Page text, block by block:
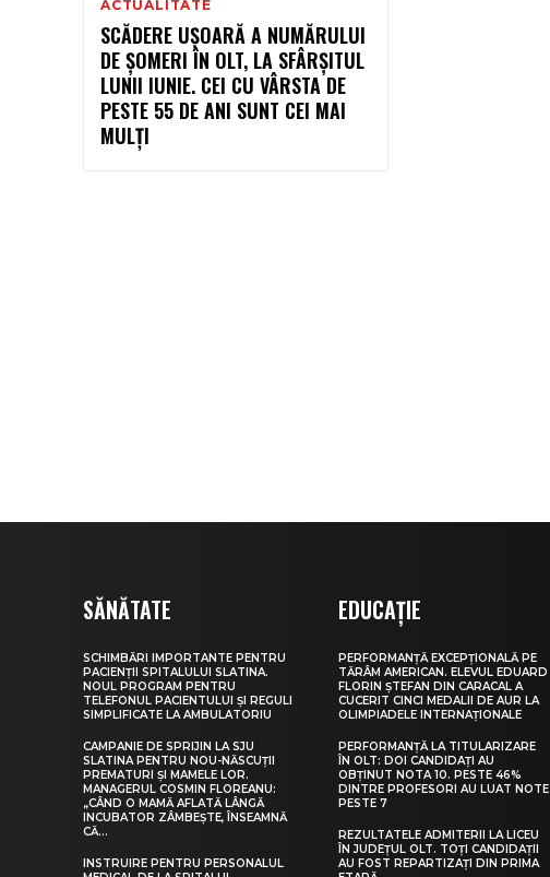
ACTUALITATE
SCĂDERE UȘOARĂ A NUMĂRULUI
DE ȘOMERI ÎN OLT, LA SFÂRȘITUL
LUNII IUNIE. CEI CU VÂRSTA DE
PESTE 55 DE ANI SUNT CEI MAI
MULȚI
SĂNĂTATE
SCHIMBĂRI IMPORTANTE PENTRU
PACIENȚII SPITALULUI SLATINA.
NOUL PROGRAM PENTRU
TELEFONUL PACIENTULUI ȘI REGULI
SIMPLIFICATE LA AMBULATORIU
CAMPANIE DE SPRIJIN LA SJU
SLATINA PENTRU NOU-NĂSCUȚII
PREMATURI ȘI MAMELE LOR.
MANAGERUL COSMIN FLOREANU:
„CÂND O MAMĂ AFLATĂ LÂNGĂ
INCUBATOR ZÂMBEȘTE, ÎNSEAMNĂ
CĂ...
INSTRUIRE PENTRU PERSONALUL
EDUCAȚIE
PERFORMANȚĂ EXCEPȚIONALĂ PE
TĂRÂM AMERICAN. ELEVUL EDUARD
FLORIN ȘTEFAN DIN CARACAL A
CUCERIT CINCI MEDALII DE AUR LA
OLIMPIADELE INTERNAȚIONALE
PERFORMANȚĂ LA TITULARIZARE
ÎN OLT: DOI CANDIDAȚI AU
OBȚINUT NOTA 10. PESTE 46%
DINTRE PROFESORI AU LUAT NOTE
PESTE 7
REZULTATELE ADMITERII LA LICEU
ÎN JUDEȚUL OLT. TOȚI CANDIDAȚII
AU FOST REPARTIZAȚI DIN PRIMA